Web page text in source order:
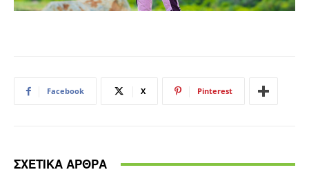
Facebook X Pinterest
ΣΧΕΤΙΚΑ ΑΡΘΡΑ